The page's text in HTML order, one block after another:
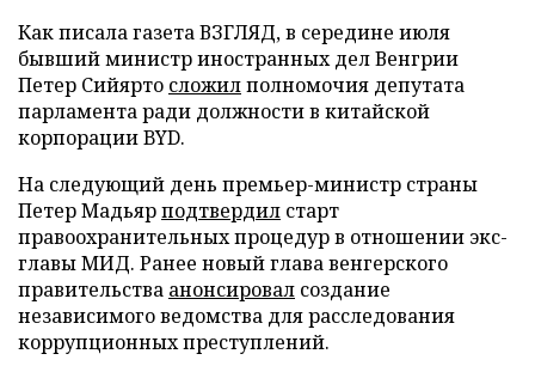
Как писала газета ВЗГЛЯД, в середине июля
бывший министр иностранных дел Венгрии
Петер Сийярто сложилполномочия депутата
парламента ради должности в китайской
корпорации BYD.
На следующий день премьер-министр страны
Петер Мадьярподтвердил старт
правоохранительных процедур в отношении экс-
главы МИД. Ранее новый глава венгерского
правительства анонсировал создание
независимого ведомства для расследования
коррупционных преступлений.